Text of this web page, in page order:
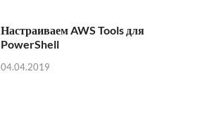
Настраиваем AWS Tools для
PowerShell
04.04.2019